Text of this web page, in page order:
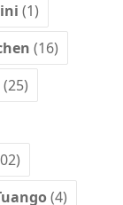
(1)
(16)
(25)
(4)